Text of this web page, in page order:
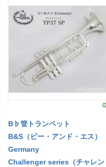
B♭管トランペット
B&S（ビー・アンド・エス）
Germany
Challenger series（チャレン